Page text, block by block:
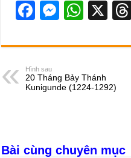
F
c
e
b
k
M
ss
e
n
W
at
s
A
X
Hình sau
20 Tháng Bảy Thánh
Kunigunde (1224-1292)
Bài cùng chuyên mục